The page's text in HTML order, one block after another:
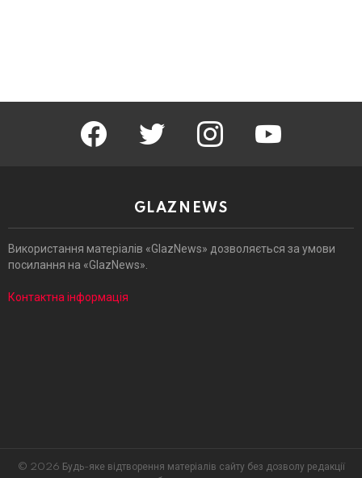
facebook twitter instagram youtube
GLAZNEWS
Використання матеріалів «GlazNews» дозволяється за умови
посилання на «GlazNews».
Контактна інформація
© 2026 Будь-яке відтворення матеріалів сайту без дозволу редакції